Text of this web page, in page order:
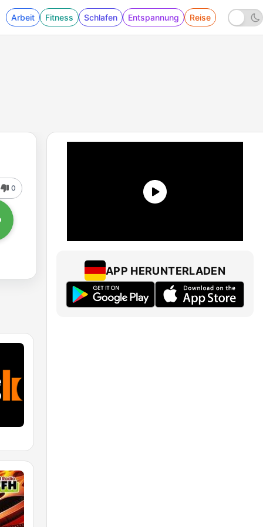
Arbeit Fitness Schlafen Entspannung Reise
0
APP HERUNTERLADEN